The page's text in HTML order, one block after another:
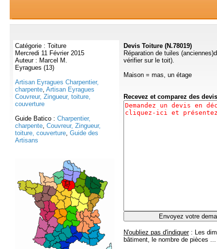
Catégorie : Toiture
Mercredi 11 Février 2015
Auteur : Marcel M.
Eyragues (13)
Artisan Eyragues Charpentier,
charpente, Artisan Eyragues
Couvreur, Zingueur, toiture,
couverture
Guide Batico : Charpentier,
charpente, Couvreur, Zingueur,
toiture, couverture, Guide des
Artisans
Devis Toiture (N.78019)
Réparation de tuiles
vérifier sur le toit).
Maison = mas, un étage
Recevez et comparez des
N'oubliez pas d'indiquer: Les
bâtiment, le nombre de pièces ...